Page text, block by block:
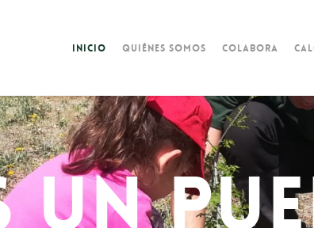
Inicio Quiénes somos Colabora
UN